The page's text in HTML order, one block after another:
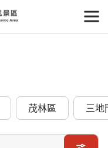
開
茂林區 三地